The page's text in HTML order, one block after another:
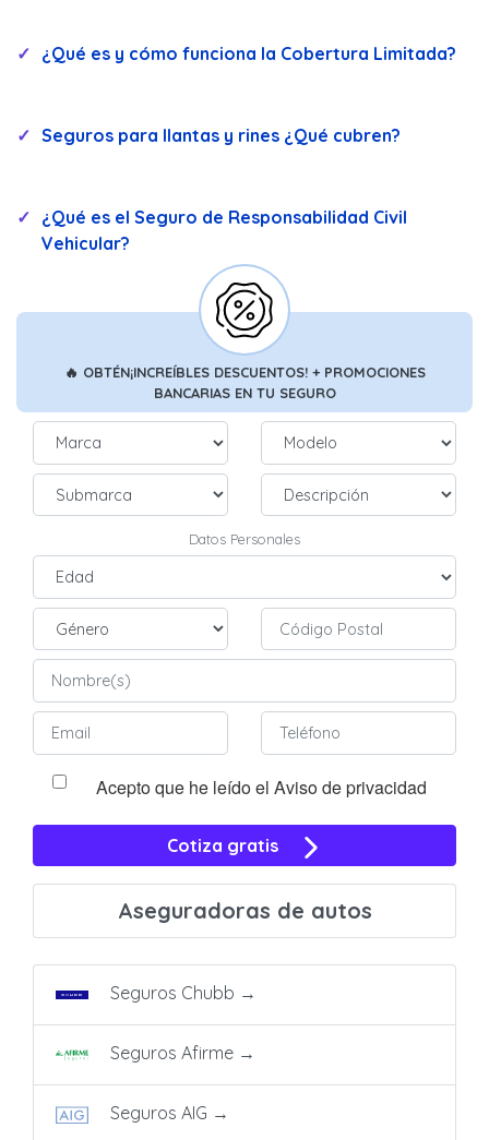
¿Qué es y cómo funciona la Cobertura Limitada?
Seguros para llantas y rines ¿Qué cubren?
¿Qué es el Seguro de Responsabilidad Civil
Vehicular?
🔥 OBTÉN¡INCREÍBLES DESCUENTOS! + PROMOCIONES
BANCARIAS EN TU SEGURO
Datos Personales
Acepto que he leído el Aviso de privacidad
Cotiza gratis
Aseguradoras de autos
Seguros Chubb →
Seguros Afirme →
Seguros AIG →